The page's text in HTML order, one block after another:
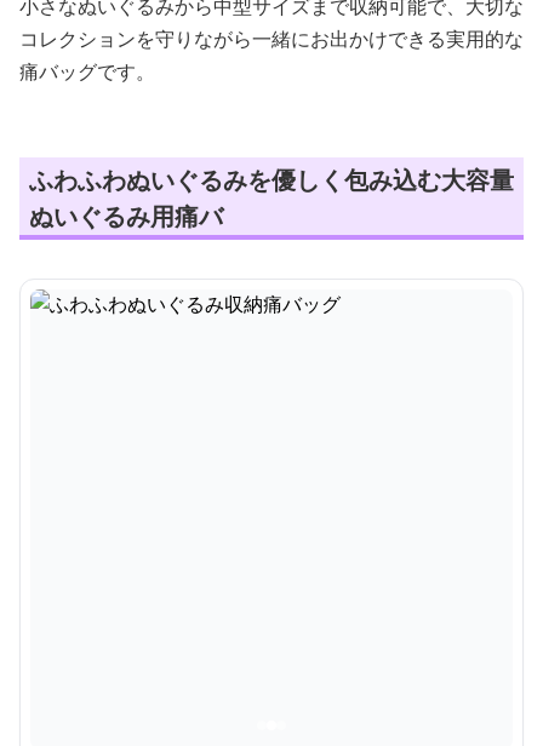
小さなぬいぐるみから中型サイズまで収納可能で、大切な
コレクションを守りながら一緒にお出かけできる実用的な
痛バッグです。
ふわふわぬいぐるみを優しく包み込む大容量
ぬいぐるみ用痛バ